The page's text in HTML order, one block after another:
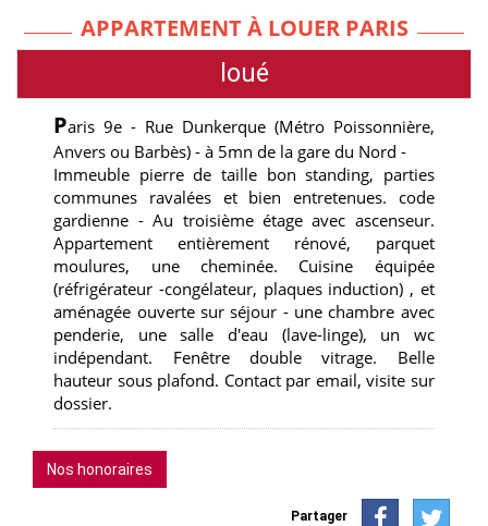
APPARTEMENT À LOUER PARIS
loué
Paris 9e - Rue Dunkerque (Métro Poissonnière,
Anvers ou Barbès) - à 5mn de la gare du Nord -
Immeuble pierre de taille bon standing, parties
communes ravalées et bien entretenues. code
gardienne - Au troisième étage avec ascenseur.
Appartement entièrement rénové, parquet
moulures, une cheminée. Cuisine équipée
(réfrigérateur -congélateur, plaques induction) , et
aménagée ouverte sur séjour - une chambre avec
penderie, une salle d'eau (lave-linge), un wc
indépendant. Fenêtre double vitrage. Belle
hauteur sous plafond. Contact par email, visite sur
dossier.
Nos honoraires
Partager